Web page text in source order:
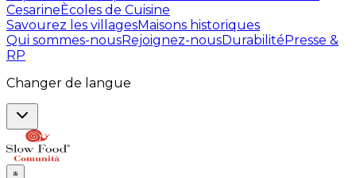
CesarineÈcoles de Cuisine
Savourez les villagesMaisons historiques
Qui sommes-nousRejoignez-nousDurabilitéPresse &
RP
Changer de langue